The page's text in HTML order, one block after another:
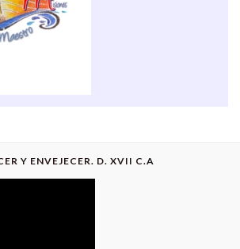
Y ENVEJECER. D. XVII C.A